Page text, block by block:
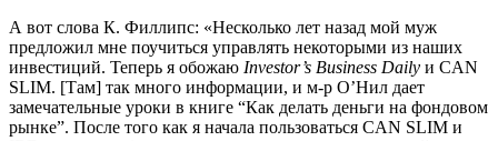
А вот слова К. Филлипс: «Несколько лет назад мой муж
предложил мне поучиться управлять некоторыми из наших
инвестиций. Теперь я обожаю Investor’s Business Daily и CAN
SLIM. [Там] так много информации, и м-р О’Нил дает
замечательные уроки в книге “Как делать деньги на фондовом
рынке”. После того как я начала пользоваться CAN SLIM и